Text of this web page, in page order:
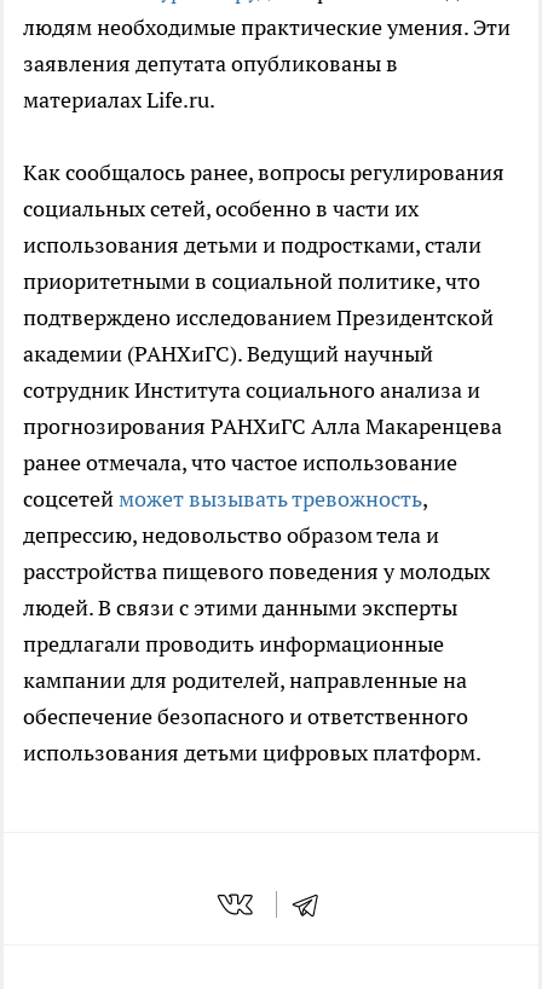
людям необходимые практические умения. Эти
заявления депутата опубликованы в
материалах Life.ru.
Как сообщалось ранее, вопросы регулирования
социальных сетей, особенно в части их
использования детьми и подростками, стали
приоритетными в социальной политике, что
подтверждено исследованием Президентской
академии (РАНХиГС). Ведущий научный
сотрудник Института социального анализа и
прогнозирования РАНХиГС Алла Макаренцева
ранее отмечала, что частое использование
соцсетейможет вызывать тревожность,
депрессию, недовольство образом тела и
расстройства пищевого поведения у молодых
людей. В связи с этими данными эксперты
предлагали проводить информационные
кампании для родителей, направленные на
обеспечение безопасного и ответственного
использования детьми цифровых платформ.